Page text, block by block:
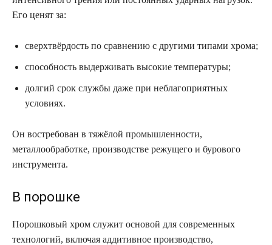
Его ценят за:
сверхтвёрдость по сравнению с другими типами хрома;
способность выдерживать высокие температуры;
долгий срок службы даже при неблагоприятных
условиях.
Он востребован в тяжёлой промышленности,
металлообработке, производстве режущего и бурового
инструмента.
В порошке
Порошковый хром служит основой для современных
технологий, включая аддитивное производство,